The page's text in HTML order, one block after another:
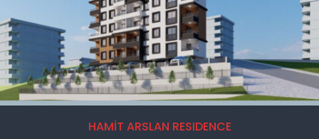
HAMİT ARSLAN RESIDENCE